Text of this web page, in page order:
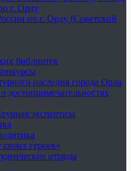
г. Орлу
по г. Орлу (Советский
библиотек
наследия города Орла
достопримечательностях
экспертиза
героев»
отряды